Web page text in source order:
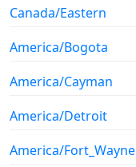
Canada/Eastern
America/Bogota
America/Cayman
America/Detroit
America/Fort_Wayne